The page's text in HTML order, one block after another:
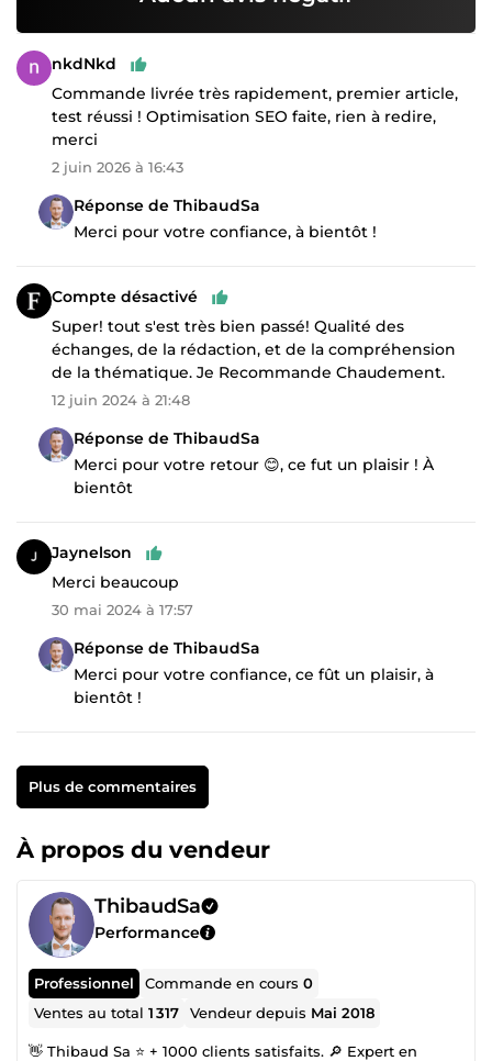
nkdNkd
Commande livrée très rapidement, premier article,
test réussi ! Optimisation SEO faite, rien à redire,
merci
2 juin 2026 à 16:43
Réponse de ThibaudSa
Merci pour votre confiance, à bientôt !
Compte désactivé
Super! tout s'est très bien passé! Qualité des
échanges, de la rédaction, et de la compréhension
de la thématique. Je Recommande Chaudement.
12 juin 2024 à 21:48
Réponse de ThibaudSa
Merci pour votre retour 😊, ce fut un plaisir ! À
bientôt
Jaynelson
Merci beaucoup
30 mai 2024 à 17:57
Réponse de ThibaudSa
Merci pour votre confiance, ce fût un plaisir, à
bientôt !
Plus de commentaires
À propos du vendeur
ThibaudSa
Performance
Professionnel Commande en cours0
Ventes au total1 317 Vendeur depuis Mai 2018
👋 Thibaud Sa ⭐ + 1000 clients satisfaits. 🔎 Expert en